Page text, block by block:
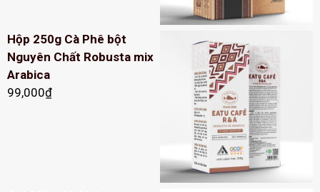
Hộp 250g Cà Phê bột
Nguyên Chất Robusta mix
Arabica
99,000₫